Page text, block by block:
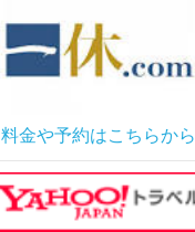
料金や予約はこちらから